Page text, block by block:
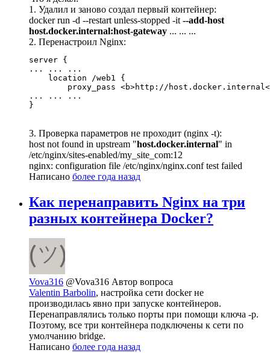
1. Удалил и заново создал первый контейнер:
docker run -d --restart unless-stopped -it --add-host
host.docker.internal:host-gateway ... ... ...
2. Перенастроил Nginx:
server {
... ... ...
    location /web1 {
proxy_pass <b>http://
... ... ...
}
3. Проверка параметров не проходит (nginx -t):
host not found in upstream "host.docker.internal" in
/etc/nginx/sites-enabled/my_site_com:12
nginx: configuration file /etc/nginx/nginx.conf test failed
Написано более года назад
Как перенаправить Nginx на три
разных контейнера Docker?
Vova316 @Vova316 Автор вопроса
Valentin Barbolin, настройка сети docker не
производилась явно при запуске контейнеров.
Перенаправлялись только порты при помощи ключа -p.
Поэтому, все три контейнера подключены к сети по
умолчанию bridge.
Написано более года назад